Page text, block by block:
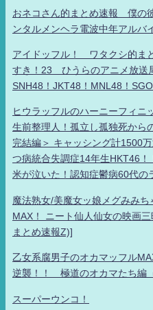
おネコさん的まとめ速報 僕の
ンタルメンヘラ電波中年アルバ
アイドッフル！ ワタクシ的ま
すき！23 ひうらのアニメ放送
SNH48！JKT48！MNL48！
ヒウラッフルのハーニーフィニ
生前整理人！孤立し孤独死から
完結編＞ キャッシング計1500
つ病統合失調症14年生HKT46
米が泣いた！認知症鬱病60代の
魔法熟女/美魔女ッ娘メグみみ
MAX！ ニート仙人仙女の映画
まとめ速報Z)]
乙女系腐男子のオカマッフル
逆襲！！ 極道のオカマたち編
スーパーウンコ！